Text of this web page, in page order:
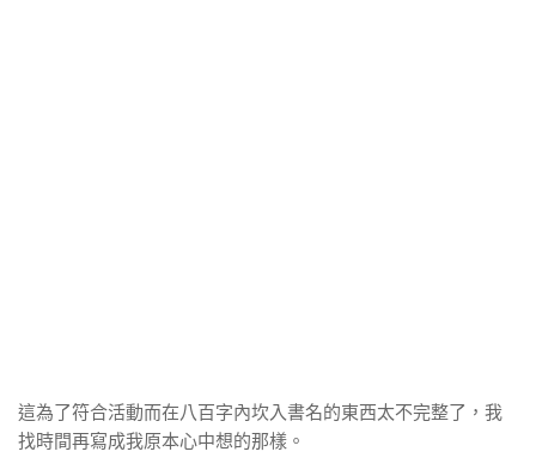
這為了符合活動而在八百字內坎入書名的東西太不完整了，我
找時間再寫成我原本心中想的那樣。